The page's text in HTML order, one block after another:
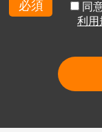
必須
同
利用